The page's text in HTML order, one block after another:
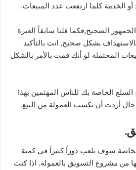
الخدمة كلما ارتفعت عدد المبيعات.
الصحيح,فكما قلنا سابقاً العبرة
بالاستهداف بشكل صحيح, انت بالتأكيد
المحتملة لو أنك قمت بالأمر بالشكل
السلع الخاصة بك للناس المهتمين بهذا
حال أردت أن تكسب العمولة من البيع.
سوف تلعب دوراً كبيراً في كمية
من مشروع التسويق بالعمولة. اذا كنت